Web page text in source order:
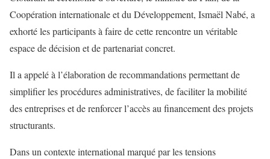
Coopération internationale et du Développement, Ismaël Nabé, a
exhorté les participants à faire de cette rencontre un véritable
espace de décision et de partenariat concret.
Il a appelé à l’élaboration de recommandations permettant de
simplifier les procédures administratives, de faciliter la mobilité
des entreprises et de renforcer l’accès au financement des projets
structurants.
Dans un contexte international marqué par les tensions